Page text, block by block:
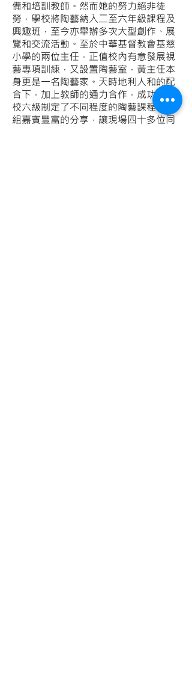
備和培訓教師。然而她的努力絕非徒
勞，學校將陶藝納入二至六年級課程及
興趣班，至今亦舉辦多次大型創作、展
覽和交流活動。至於中華基督教會基慈
小學的兩位主任，正值校內有意發展視
藝專項訓練，又設置陶藝室，黃主任本
身更是一名陶藝家。天時地利人和的配
合下，加上教師的通力合作，成功為全
校六級制定了不同程度的陶藝課程。三
組嘉賓豐富的分享，讓現場四十多位同